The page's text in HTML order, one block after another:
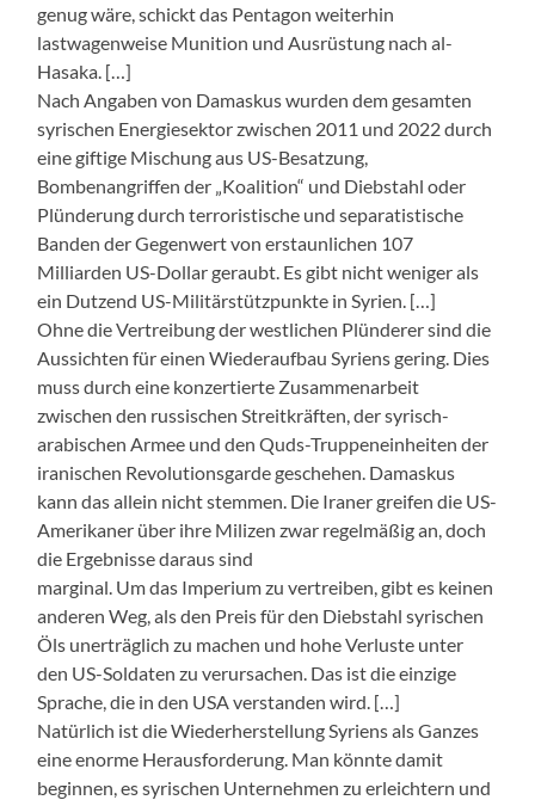
genug wäre, schickt das Pentagon weiterhin
lastwagenweise Munition und Ausrüstung nach al-
Hasaka. […]
Nach Angaben von Damaskus wurden dem gesamten
syrischen Energiesektor zwischen 2011 und 2022 durch
eine giftige Mischung aus US-Besatzung,
Bombenangriffen der „Koalition“ und Diebstahl oder
Plünderung durch terroristische und separatistische
Banden der Gegenwert von erstaunlichen 107
Milliarden US-Dollar geraubt. Es gibt nicht weniger als
ein Dutzend US-Militärstützpunkte in Syrien. […]
Ohne die Vertreibung der westlichen Plünderer sind die
Aussichten für einen Wiederaufbau Syriens gering. Dies
muss durch eine konzertierte Zusammenarbeit
zwischen den russischen Streitkräften, der syrisch-
arabischen Armee und den Quds-Truppeneinheiten der
iranischen Revolutionsgarde geschehen. Damaskus
kann das allein nicht stemmen. Die Iraner greifen die US-
Amerikaner über ihre Milizen zwar regelmäßig an, doch
die Ergebnisse daraus sind
marginal. Um das Imperium zu vertreiben, gibt es keinen
anderen Weg, als den Preis für den Diebstahl syrischen
Öls unerträglich zu machen und hohe Verluste unter
den US-Soldaten zu verursachen. Das ist die einzige
Sprache, die in den USA verstanden wird. […]
Natürlich ist die Wiederherstellung Syriens als Ganzes
eine enorme Herausforderung. Man könnte damit
beginnen, es syrischen Unternehmen zu erleichtern und